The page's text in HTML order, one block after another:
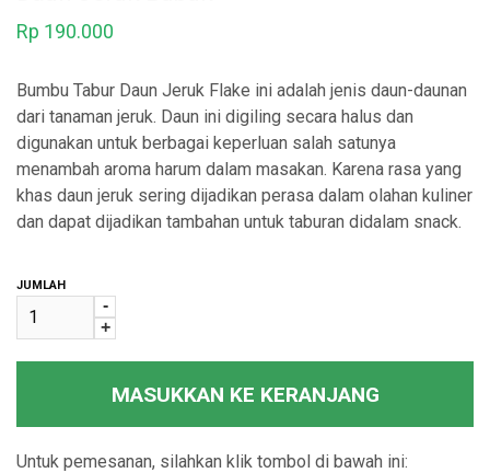
Rp 190.000
Bumbu Tabur Daun Jeruk Flake ini adalah jenis daun-daunan
dari tanaman jeruk. Daun ini digiling secara halus dan
digunakan untuk berbagai keperluan salah satunya
menambah aroma harum dalam masakan. Karena rasa yang
khas daun jeruk sering dijadikan perasa dalam olahan kuliner
dan dapat dijadikan tambahan untuk taburan didalam snack.
JUMLAH
-
+
MASUKKAN KE KERANJANG
Untuk pemesanan, silahkan klik tombol di bawah ini: